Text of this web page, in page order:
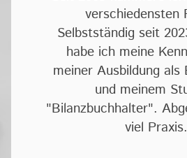
verschiedensten
Selbstständig seit
habe ich meine
meiner Ausbildung als
und meinem
"Bilanzbuchhalter".
viel Praxis.